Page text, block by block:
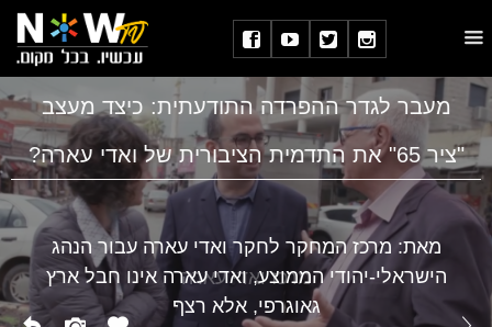
מעבר לגדר ההפרדה התודעתית: כיצד מעצב
"ציר 65" את התדמית הציבורית של ואדי עארה?
מרכז ואדי עארה
מאת: מרכז המחקר לחקר ואדי עארה עבור הנהג
הישראלי-יהודי הממוצע, ואדי עארה אינו חבל ארץ
גאוגרפי, אלא רצף